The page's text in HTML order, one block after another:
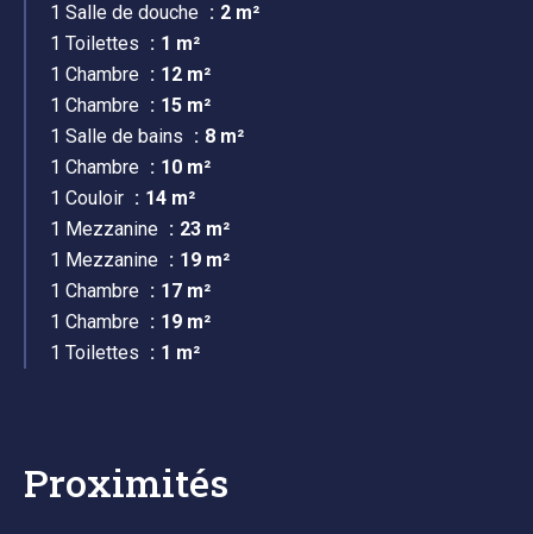
1 Salle de douche
2 m²
1 Toilettes
1 m²
1 Chambre
12 m²
1 Chambre
15 m²
1 Salle de bains
8 m²
1 Chambre
10 m²
1 Couloir
14 m²
1 Mezzanine
23 m²
1 Mezzanine
19 m²
1 Chambre
17 m²
1 Chambre
19 m²
1 Toilettes
1 m²
Proximités